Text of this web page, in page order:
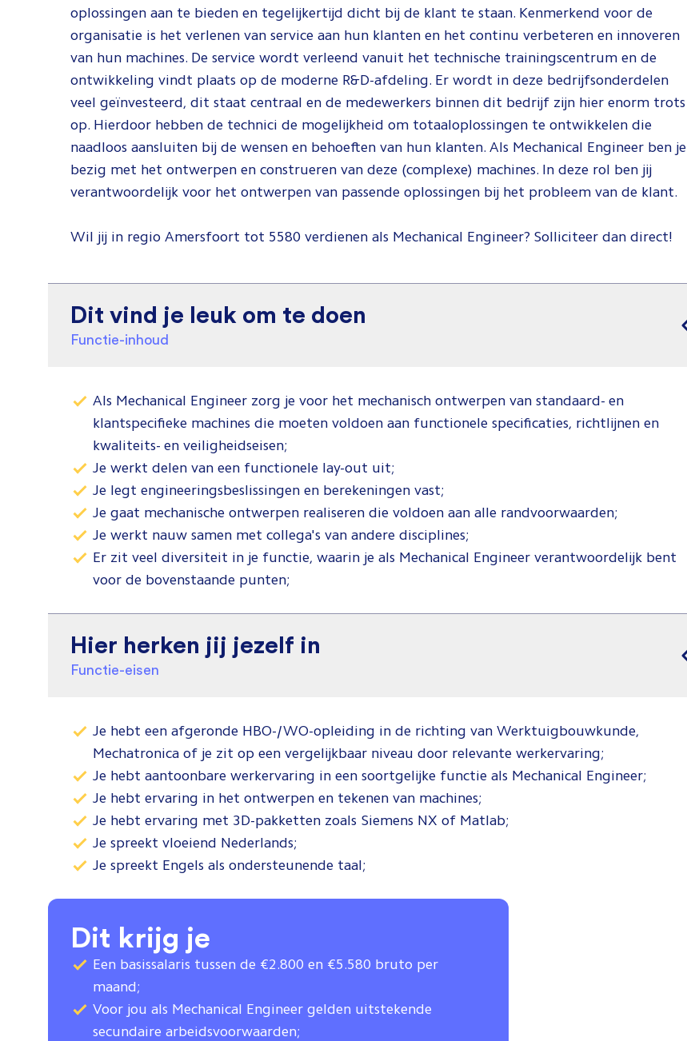
oplossingen aan te bieden en tegelijkertijd dicht bij de klant te staan. Kenmerkend voor de
organisatie is het verlenen van service aan hun klanten en het continu verbeteren en innoveren
van hun machines. De service wordt verleend vanuit het technische trainingscentrum en de
ontwikkeling vindt plaats op de moderne R&D-afdeling. Er wordt in deze bedrijfsonderdelen
veel geïnvesteerd, dit staat centraal en de medewerkers binnen dit bedrijf zijn hier enorm trots
op. Hierdoor hebben de technici de mogelijkheid om totaaloplossingen te ontwikkelen die
naadloos aansluiten bij de wensen en behoeften van hun klanten. Als Mechanical Engineer ben je
bezig met het ontwerpen en construeren van deze (complexe) machines. In deze rol ben jij
verantwoordelijk voor het ontwerpen van passende oplossingen bij het probleem van de klant.
Wil jij in regio Amersfoort tot 5580 verdienen als Mechanical Engineer? Solliciteer dan direct!
Dit vind je leuk om te doen
Functie-inhoud
Als Mechanical Engineer zorg je voor het mechanisch ontwerpen van standaard- en
klantspecifieke machines die moeten voldoen aan functionele specificaties, richtlijnen en
kwaliteits- en veiligheidseisen;
Je werkt delen van een functionele lay-out uit;
Je legt engineeringsbeslissingen en berekeningen vast;
Je gaat mechanische ontwerpen realiseren die voldoen aan alle randvoorwaarden;
Je werkt nauw samen met collega's van andere disciplines;
Er zit veel diversiteit in je functie, waarin je als Mechanical Engineer verantwoordelijk bent
voor de bovenstaande punten;
Hier herken jij jezelf in
Functie-eisen
Je hebt een afgeronde HBO-/WO-opleiding in de richting van Werktuigbouwkunde,
Mechatronica of je zit op een vergelijkbaar niveau door relevante werkervaring;
Je hebt aantoonbare werkervaring in een soortgelijke functie als Mechanical Engineer;
Je hebt ervaring in het ontwerpen en tekenen van machines;
Je hebt ervaring met 3D-pakketten zoals Siemens NX of Matlab;
Je spreekt vloeiend Nederlands;
Je spreekt Engels als ondersteunende taal;
Dit krijg je
Een basissalaris tussen de €2.800 en €5.580 bruto per
maand;
Voor jou als Mechanical Engineer gelden uitstekende
secundaire arbeidsvoorwaarden;